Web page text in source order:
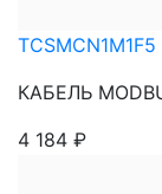
TCSMCN1M1F5
КАБЕЛЬ
4 184 ₽